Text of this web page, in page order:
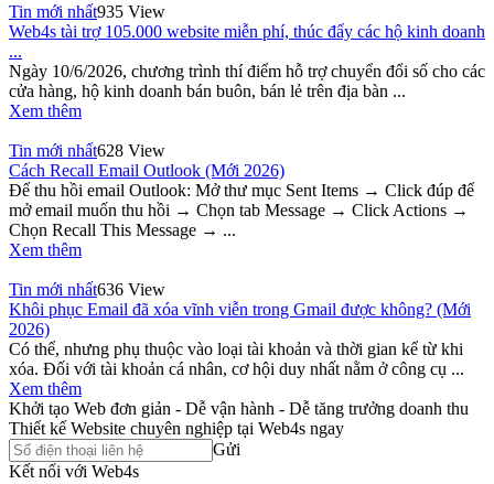
Tin mới nhất935 View
Web4s tài trợ 105.000 website miễn phí, thúc đẩy các hộ kinh doanh
...
Ngày 10/6/2026, chương trình thí điểm hỗ trợ chuyển đổi số cho các
cửa hàng, hộ kinh doanh bán buôn, bán lẻ trên địa bàn ...
Xem thêm
Tin mới nhất628 View
Cách Recall Email Outlook (Mới 2026)
Để thu hồi email Outlook: Mở thư mục Sent Items → Click đúp để
mở email muốn thu hồi → Chọn tab Message → Click Actions →
Chọn Recall This Message → ...
Xem thêm
Tin mới nhất636 View
Khôi phục Email đã xóa vĩnh viễn trong Gmail được không? (Mới
2026)
Có thể, nhưng phụ thuộc vào loại tài khoản và thời gian kể từ khi
xóa. Đối với tài khoản cá nhân, cơ hội duy nhất nằm ở công cụ ...
Xem thêm
Khởi tạo Web đơn giản - Dễ vận hành - Dễ tăng trưởng doanh thu
Thiết kế Website chuyên nghiệp tại Web4s ngay
Gửi
Kết nối với Web4s